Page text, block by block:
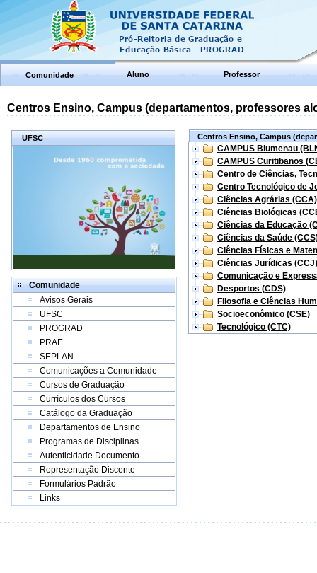
Comunidade Aluno Professor
Centros Ensino, Campus (departamentos, professores
UFSC
Comunidade
Avisos Gerais
UFSC
PROGRAD
PRAE
SEPLAN
Comunicações a Comunidade
Cursos de Graduação
Currículos dos Cursos
Catálogo da Graduação
Departamentos de Ensino
Programas de Disciplinas
Autenticidade Documento
Representação Discente
Formulários Padrão
Links
Centros Ensino, Campus
CAMPUS Blumenau
CAMPUS Curitibanos
Centro de Ciências,
Centro Tecnológico de
Ciências Agrárias (CCA)
Ciências Biológicas
Ciências da Educação
Ciências da Saúde
Ciências Físicas e
Ciências Jurídicas (CCJ)
Comunicação e
Desportos (CDS)
Filosofia e Ciências
Socioeconômico (CSE)
Tecnológico (CTC)